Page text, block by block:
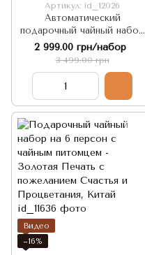
Артикул: id_12026
Автоматический
подарочный чайный набор
из керамики
высокотемпературного
обжига – Мудрость Чая,
2 999.00 грн/набор
3 499.00 грн
Видео
−16%